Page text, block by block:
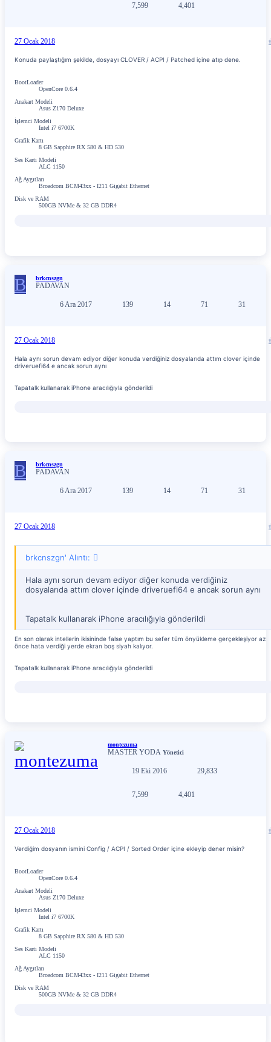
7,599 4,401
27 Ocak 2018
Konuda paylaştığım şekilde, dosyayı CLOVER / ACPI / Patched içine atıp dene.
BootLoader
OpenCore 0.6.4
Anakart Modeli
Asus Z170 Deluxe
İşlemci Modeli
Intel i7 6700K
Grafik Kartı
8 GB Sapphire RX 580 & HD 530
Ses Kartı Modeli
ALC 1150
Ağ Aygıtları
Broadcom BCM43xx - I211 Gigabit Ethernet
Disk ve RAM
500GB NVMe & 32 GB DDR4
B brkcnszgn
PADAVAN
6 Ara 2017 139 14 71 31
27 Ocak 2018
Hala aynı sorun devam ediyor diğer konuda verdiğiniz dosyalarıda attım clover içinde
driveruefi64 e ancak sorun aynı
Tapatalk kullanarak iPhone aracılığıyla gönderildi
B brkcnszgn
PADAVAN
6 Ara 2017 139 14 71 31
27 Ocak 2018
brkcnszgn' Alıntı:
Hala aynı sorun devam ediyor diğer konuda verdiğiniz
dosyalarıda attım clover içinde driveruefi64 e ancak sorun aynı
Tapatalk kullanarak iPhone aracılığıyla gönderildi
En son olarak intellerin ikisininde false yaptım bu sefer tüm önyükleme gerçekleşiyor az
önce hata verdiği yerde ekran boş siyah kalıyor.
Tapatalk kullanarak iPhone aracılığıyla gönderildi
montezuma
MASTER YODA Yönetici
19 Eki 2016 29,833
7,599 4,401
27 Ocak 2018
Verdiğim dosyanın ismini Config / ACPI / Sorted Order içine ekleyip dener misin?
BootLoader
OpenCore 0.6.4
Anakart Modeli
Asus Z170 Deluxe
İşlemci Modeli
Intel i7 6700K
Grafik Kartı
8 GB Sapphire RX 580 & HD 530
Ses Kartı Modeli
ALC 1150
Ağ Aygıtları
Broadcom BCM43xx - I211 Gigabit Ethernet
Disk ve RAM
500GB NVMe & 32 GB DDR4